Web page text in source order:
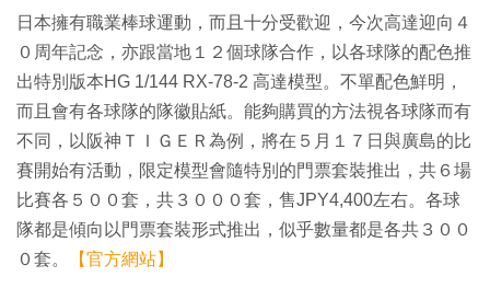
日本擁有職業棒球運動，而且十分受歡迎，今次高達迎向４
０周年記念，亦跟當地１２個球隊合作，以各球隊的配色推
出特別版本HG 1/144 RX-78-2 高達模型。不單配色鮮明，
而且會有各球隊的隊徽貼紙。能夠購買的方法視各球隊而有
不同，以阪神ＴＩＧＥＲ為例，將在５月１７日與廣島的比
賽開始有活動，限定模型會隨特別的門票套裝推出，共６場
比賽各５００套，共３０００套，售JPY4,400左右。各球
隊都是傾向以門票套裝形式推出，似乎數量都是各共３００
０套。
【官方網站】